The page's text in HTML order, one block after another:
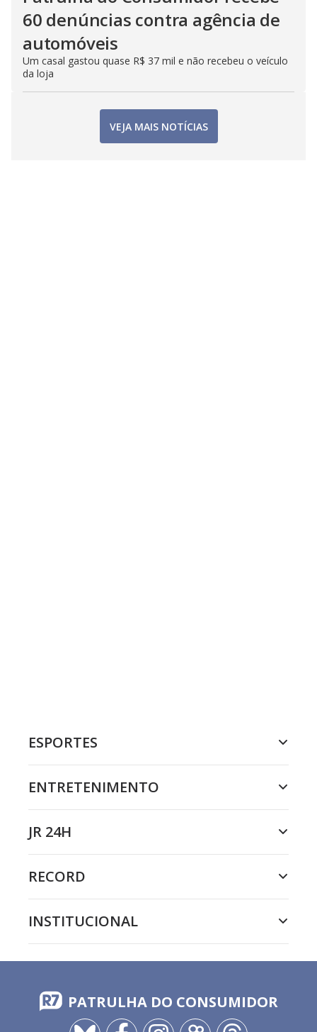
60 denúncias contra agência de
automóveis
Um casal gastou quase R$ 37 mil e não recebeu o veículo
da loja
VEJA MAIS NOTÍCIAS
ESPORTES
ENTRETENIMENTO
JR 24H
RECORD
INSTITUCIONAL
PATRULHA DO CONSUMIDOR